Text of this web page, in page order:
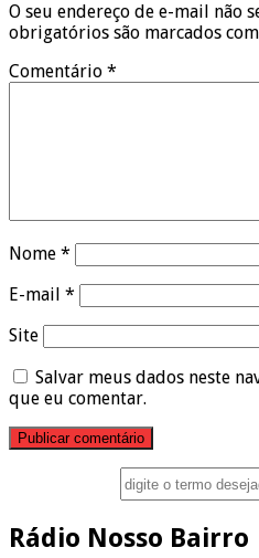
O seu endereço de e-mail não
obrigatórios são marcados com
Comentário *
Nome *
E-mail *
Site
Salvar meus dados neste
que eu comentar.
Rádio Nosso Bairro